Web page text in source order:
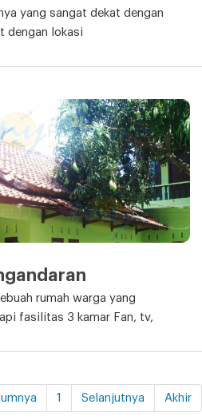
yang sangat dekat dengan
dengan lokasi
rumah warga yang
fasilitas 3 kamar Fan, tv,
1 Selanjutnya Akhir